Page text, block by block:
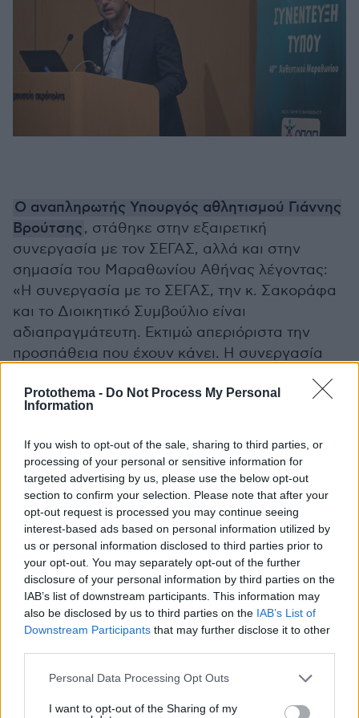
Protothema - Do Not Process My Personal
Information
If you wish to opt-out of the sale, sharing to third parties, or
processing of your personal or sensitive information for
targeted advertising by us, please use the below opt-out
section to confirm your selection. Please note that after your
opt-out request is processed you may continue seeing
interest-based ads based on personal information utilized by
us or personal information disclosed to third parties prior to
your opt-out. You may separately opt-out of the further
disclosure of your personal information by third parties on the
IAB’s list of downstream participants. This information may
also be disclosed by us to third parties on the IAB’s List of
Downstream Participants that may further disclose it to other
Please note that this website/app uses one or more Google
not limited to your visit or usage behaviour. You may click to
Personal Data Processing Opt Outs
I want to opt-out of the Sharing of my
Ο αναπληρωτής Υπουργός αθλητισμού Γιάννης
Βρούτσης, στάθηκε στην εξαιρετική
συνεργασία με τον ΣΕΓΑΣ, αλλά και στην
σημασία του Μαραθωνίου Αθήνας λέγοντας:
«Η συνεργασία με το ΣΕΓΑΣ, την κ. Σακοράφα
και το Διοικητικό Συμβούλιο είναι
αδιαπραγμάτευτη. Εκτιμώ απεριόριστα την
προσπάθεια που έχουν κάνει. Η συνεργασία
τέλους, ενώ σε κάποια πράγματα που θα
περιγράψω θα τη βελτιώσουμε ακόμα
περισσότερο.
Βρίσκομαι εδώ καλεσμένος από το ΣΕΓΑΣ που
είναι η διοργανώτρια αρχή για κάτι πολύ
σημαντικό, για κάτι που μας ενώνει όλους, για
κάτι που μας κάνει όλους περήφανους. Ο
τίτλος που θα έβαζα στη σημερινή συνάντηση
είναι τρεις λέξεις: Πόσο τυχεροί είμαστε, που
είμαστε Έλληνες. Θα σας κάνω ένα
περίγραμμα του τι βίωσα τις τελευταίες δύο
Πριν λίγο βρισκόμουν με τον κ. Καπράλο στο
Καλλιμάρμαρο, είδαμε την Ιερή φλόγα των